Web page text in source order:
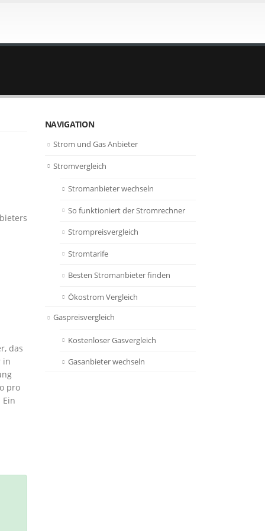
das
in
pro
NAVIGATION
Strom und Gas Anbieter
Stromvergleich
Stromanbieter wechseln
So funktioniert der Stromrechner
Strompreisvergleich
Stromtarife
Besten Stromanbieter finden
Ökostrom Vergleich
Gaspreisvergleich
Kostenloser Gasvergleich
Gasanbieter wechseln